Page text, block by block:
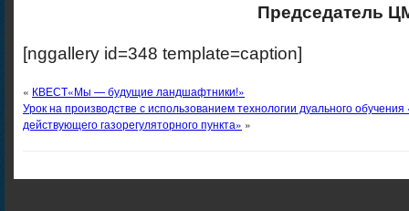
Председатель
[nggallery id=348 template=caption]
« КВЕСТ«Мы — будущие ландшафтники!»
Урок на производстве с использованием технологии дуального
действующего газорегуляторного пункта» »